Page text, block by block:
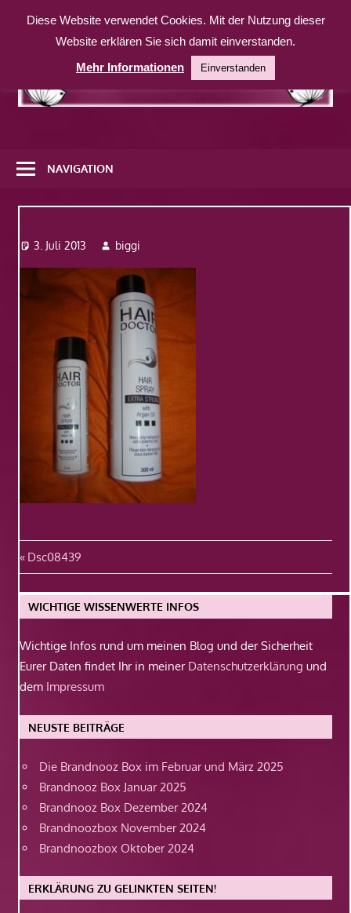
Inhalt
weitere
Website
NAVIGATION
3. Juli 2013 biggi
Beitragsnavigation
Vorheriger
Beitrag:
Dsc08439
WICHTIGE WISSENWERTE INFOS
Wichtige Infos rund um meinen Blog und der Sicherheit
Eurer Daten findet Ihr in meiner Datenschutzerklärung und
dem Impressum
NEUSTE BEITRÄGE
Die Brandnooz Box im Februar und März 2025
Brandnooz Box Januar 2025
Brandnooz Box Dezember 2024
Brandnoozbox November 2024
Brandnoozbox Oktober 2024
ERKLÄRUNG ZU GELINKTEN SEITEN!
Diese Website verwendet Cookies. Mit der Nutzung dieser
Website erklären Sie sich damit einverstanden.
Mehr Informationen
Einverstanden